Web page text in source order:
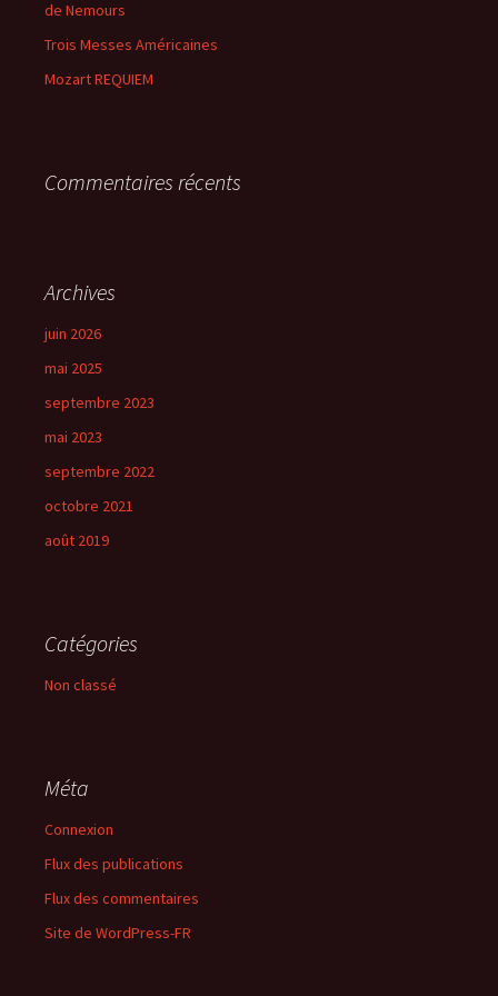
de Nemours
Trois Messes Américaines
Mozart REQUIEM
Commentaires récents
Archives
juin 2026
mai 2025
septembre 2023
mai 2023
septembre 2022
octobre 2021
août 2019
Catégories
Non classé
Méta
Connexion
Flux des publications
Flux des commentaires
Site de WordPress-FR